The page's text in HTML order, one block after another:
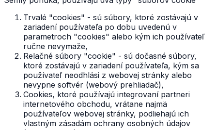
Trvalé "cookies" - sú súbory, ktoré zostávajú v
zariadení používateľa po dobu uvedenú v
parametroch "cookies" alebo kým ich používateľ
ručne nevymaže,
Relačné súbory "cookie" - sú dočasné súbory,
ktoré zostávajú v zariadení používateľa, kým sa
používateľ neodhlási z webovej stránky alebo
nevypne softvér (webový prehliadač),
Cookies, ktoré používajú integrovaní partneri
internetového obchodu, vrátane najmä
používateľov webovej stránky, podliehajú ich
vlastným zásadám ochrany osobných údajov